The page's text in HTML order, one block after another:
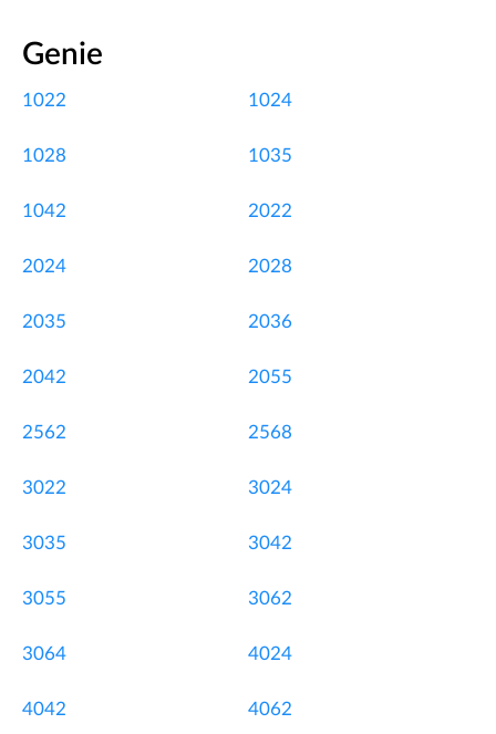
Genie
1022 1024
1028 1035
1042 2022
2024 2028
2035 2036
2042 2055
2562 2568
3022 3024
3035 3042
3055 3062
3064 4024
4042 4062